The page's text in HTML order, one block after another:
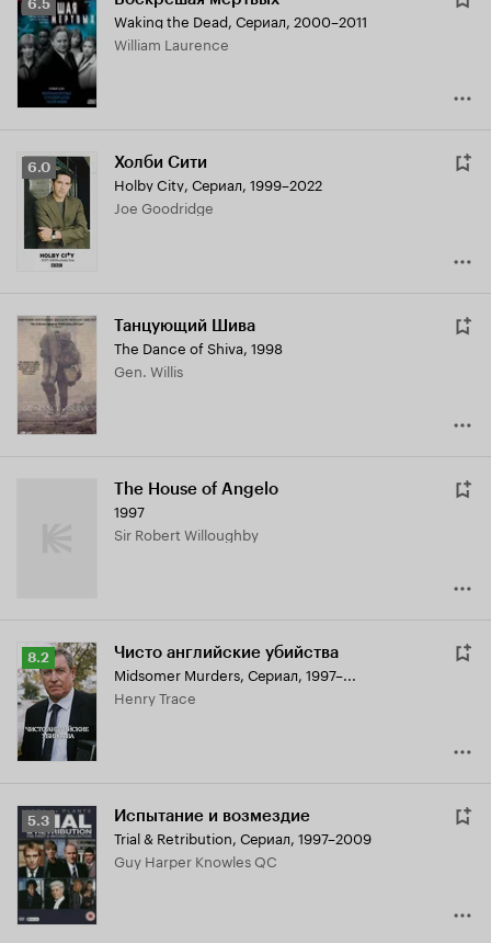
Кинопоиска
6.5
6.5
Waking the Dead, Сериал, 2000–2011
William Laurence
Рейтинг
Кинопоиска
6.0
6.0 Холби Сити
Holby City, Сериал, 1999–2022
Joe Goodridge
Танцующий Шива
The Dance of Shiva, 1998
Gen. Willis
The House of Angelo
1997
Sir Robert Willoughby
Рейтинг
Кинопоиска
8.2
8.2 Чисто английские убийства
Midsomer Murders, Сериал, 1997–...
Henry Trace
Рейтинг
Кинопоиска
5.3
5.3 Испытание и возмездие
Trial & Retribution, Сериал, 1997–2009
Guy Harper Knowles QC